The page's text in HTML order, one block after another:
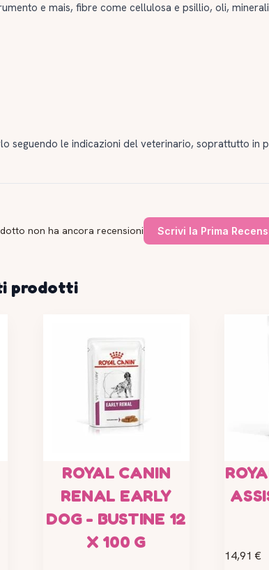
e mais, fibre come cellulosa e psillio, oli,
le indicazioni del veterinario, soprattutto in
non ha ancora recensioni Scrivi la Prima
prodotti
ROYAL CANIN
RENAL EARLY
DOG - BUSTINE 12
X 100 G
14,91 €